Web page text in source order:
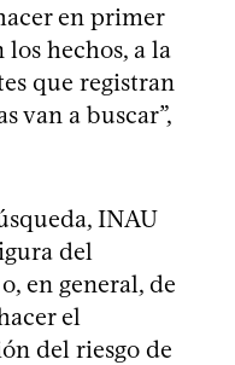
en primer
los hechos, a la
que registran
van a buscar”,
INAU
del
en general, de
el
del riesgo de